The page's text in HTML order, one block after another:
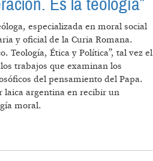
especializada en moral social
y oficial de la Curia Romana.
Teología, Ética y Política”, tal vez el
trabajos que examinan los
del pensamiento del Papa.
argentina en recibir un
moral.